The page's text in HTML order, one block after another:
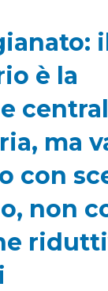
è la
ma
con
non